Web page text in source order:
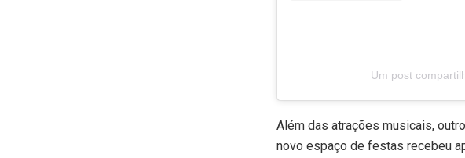
Um post
Além das atrações musicais,
novo espaço de festas recebeu